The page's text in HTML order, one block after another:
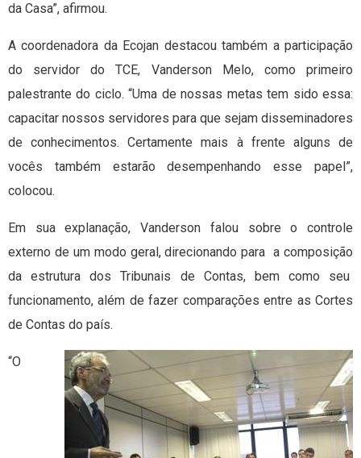
da Casa”, afirmou.
A coordenadora da Ecojan destacou também a participação
do servidor do TCE, Vanderson Melo, como primeiro
palestrante do ciclo. “Uma de nossas metas tem sido essa:
capacitar nossos servidores para que sejam disseminadores
de conhecimentos. Certamente mais à frente alguns de
vocês também estarão desempenhando esse papel”,
colocou.
Em sua explanação, Vanderson falou sobre o controle
externo de um modo geral, direcionando para a composição
da estrutura dos Tribunais de Contas, bem como seu
funcionamento, além de fazer comparações entre as Cortes
de Contas do país.
“O